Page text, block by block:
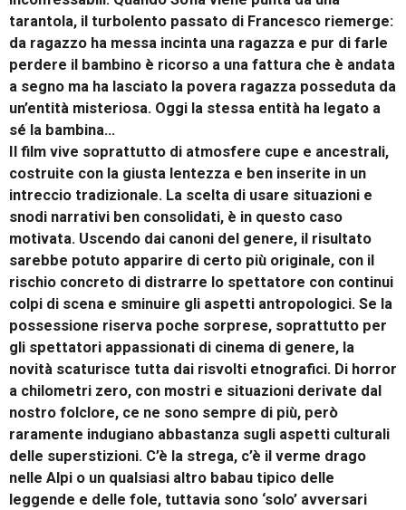
tarantola, il turbolento passato di Francesco riemerge:
da ragazzo ha messa incinta una ragazza e pur di farle
perdere il bambino è ricorso a una fattura che è andata
a segno ma ha lasciato la povera ragazza posseduta da
un’entità misteriosa. Oggi la stessa entità ha legato a
sé la bambina…
Il film vive soprattutto di atmosfere cupe e ancestrali,
costruite con la giusta lentezza e ben inserite in un
intreccio tradizionale. La scelta di usare situazioni e
snodi narrativi ben consolidati, è in questo caso
motivata. Uscendo dai canoni del genere, il risultato
sarebbe potuto apparire di certo più originale, con il
rischio concreto di distrarre lo spettatore con continui
colpi di scena e sminuire gli aspetti antropologici. Se la
possessione riserva poche sorprese, soprattutto per
gli spettatori appassionati di cinema di genere, la
novità scaturisce tutta dai risvolti etnografici. Di horror
a chilometri zero, con mostri e situazioni derivate dal
nostro folclore, ce ne sono sempre di più, però
raramente indugiano abbastanza sugli aspetti culturali
delle superstizioni. C’è la strega, c’è il verme drago
nelle Alpi o un qualsiasi altro babau tipico delle
leggende e delle fole, tuttavia sono ‘solo’ avversari